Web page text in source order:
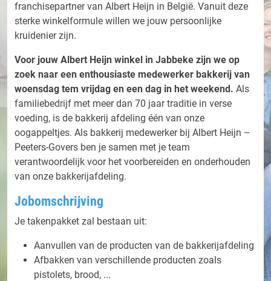
franchisepartner van Albert Heijn in België. Vanuit deze
sterke winkelformule willen we jouw persoonlijke
kruidenier zijn.
Voor jouw Albert Heijn winkel in Jabbeke zijn we op
zoek naar een enthousiaste medewerker bakkerij van
woensdag tem vrijdag en een dag in het weekend. Als
familiebedrijf met meer dan 70 jaar traditie in verse
voeding, is de bakkerij afdeling één van onze
oogappeltjes. Als bakkerij medewerker bij Albert Heijn –
Peeters-Govers ben je samen met je team
verantwoordelijk voor het voorbereiden en onderhouden
van onze bakkerijafdeling.
Jobomschrijving
Je takenpakket zal bestaan uit:
Aanvullen van de producten van de bakkerijafdeling
Afbakken van verschillende producten zoals
pistolets, brood, ...